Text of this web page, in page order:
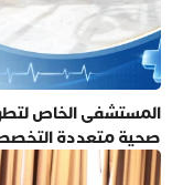
المستشفى الخاص
صحية متعددة